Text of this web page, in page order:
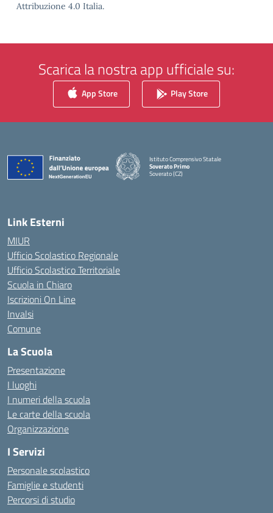
Attribuzione 4.0 Italia.
Scarica la nostra app ufficiale su:
App Store Play Store
Istituto Comprensivo Statale
Soverato Primo
Soverato (CZ)
Link Esterni
MIUR
Ufficio Scolastico Regionale
Ufficio Scolastico Territoriale
Scuola in Chiaro
Iscrizioni On Line
Invalsi
Comune
La Scuola
Presentazione
I luoghi
I numeri della scuola
Le carte della scuola
Organizzazione
I Servizi
Personale scolastico
Famiglie e studenti
Percorsi di studio